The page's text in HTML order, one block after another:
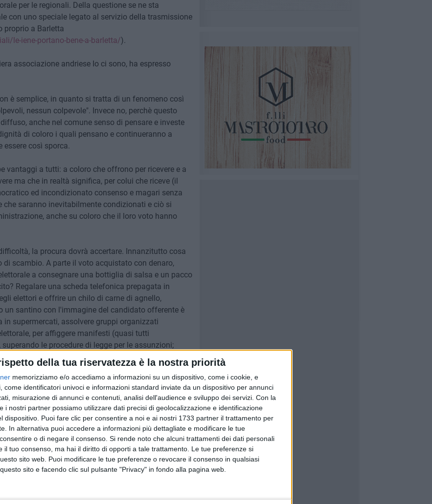
della tua riservatezza è la nostra priorità
memorizziamo e/o accediamo a informazioni su un dispositivo, come i cookie, e
come identificatori univoci e informazioni standard inviate da un dispositivo per annunci
misurazione di annunci e contenuti, analisi dell'audience e sviluppo dei servizi. Con la
i nostri partner possiamo utilizzare dati precisi di geolocalizzazione e identificazione
dispositivo. Puoi fare clic per consentire a noi e ai nostri 1733 partner il trattamento per
In alternativa puoi accedere a informazioni più dettagliate e modificare le tue
o di negare il consenso. Si rende noto che alcuni trattamenti dei dati personali
il tuo consenso, ma hai il diritto di opporti a tale trattamento. Le tue preferenze si
sito web. Puoi modificare le tue preferenze o revocare il consenso in qualsiasi
sito e facendo clic sul pulsante "Privacy" in fondo alla pagina web.
per le regionali. Della questione se ne sta
con uno speciale legato al servizio della trasmissione
proprio a Barletta
le-iene-portano-bene-a-barletta/).
associazione andriese Io ci sono, ha espresso
è semplice, in quanto si tratta di un fenomeno così
nessun colpevole". Invece no, perchè questo
anche nel comune senso di pensare e investe
di coloro i quali pensano e continueranno a
essere così sporca.
vantaggi a tutti: a coloro che offrono per ricevere e a
ma che in realtà significa, per colui che riceve (il
ed incondizionato consenso e magari senza
che saranno inevitabilmente condizionati e ciò si
anche su coloro che il loro voto hanno
la procura dovrà accertare. Innanzitutto cosa
scambio. A parte il voto acquistato con denaro,
a consegnare una bottiglia di salsa e un pacco
Regalare una scheda telefonica prepagata in
elettori e offrire un chilo di carne di agnello,
un santino con l'immagine del candidato offerente è
in supermercati, assolvere gruppi organizzati
per affiggere manifesti (quasi tutti
le procedure di legge per le assunzioni;
chiedendo loro anche il numero della Sezione in
al candidato ingaggiante, è lecito?
che, sempre e solo in campagna elettorale
ed elettori corrotti, insieme. Le cene ed i lauti
del voto, a centinaia di elettori, in maniera
e crediamo veritiere, tutto ciò è continuato ad
e, naturalmente, non solo a Barletta e non solo
quindi, non consideri questi elementi e questo
secondario e trascurabile, in quanto questi
e deplorevoli, determinano anche danni per quei